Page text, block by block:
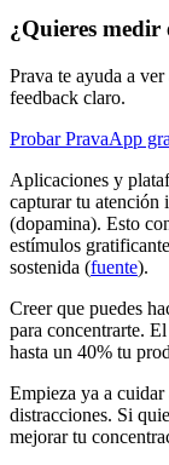
¿Quieres
Prava te ayuda a
feedback claro.
Probar PravaApp
Aplicaciones y
capturar tu atención
(dopamina). Esto
estímulos
sostenida (fuente).
Creer que puedes
para concentrarte.
hasta un 40% tu
Empieza ya a cuidar
distracciones. Si
mejorar tu